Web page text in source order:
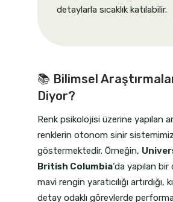
detaylarla sıcaklık katılabilir.
📚 Bilimsel
Diyor?
Renk psikolojisi üzerine yapılan
renklerin otonom sinir
göstermektedir. Örneğin,
British Columbia‘da yapılan bir
mavi rengin yaratıcılığı artırdığı,
detay odaklı görevlerde